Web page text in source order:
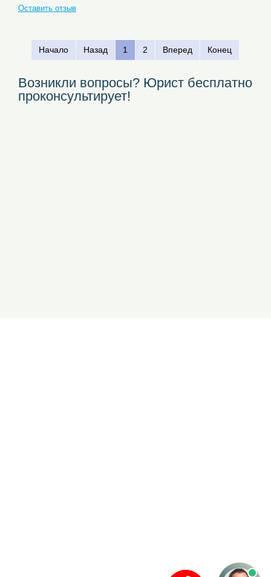
Оставить отзыв
Начало Назад 1 2 Вперед Конец
Возникли вопросы? Юрист бесплатно
проконсультирует!